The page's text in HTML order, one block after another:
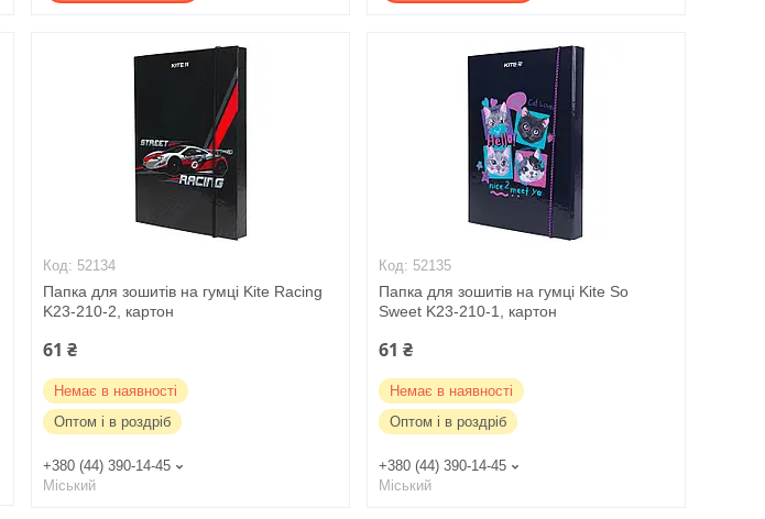
52134
Папка для зошитів на гумці Kite Racing
K23-210-2, картон
61 ₴
Немає в наявності
Оптом і в роздріб
+380 (44) 390-14-45
Міський
52135
Папка для зошитів на гумці Kite So
Sweet K23-210-1, картон
61 ₴
Немає в наявності
Оптом і в роздріб
+380 (44) 390-14-45
Міський